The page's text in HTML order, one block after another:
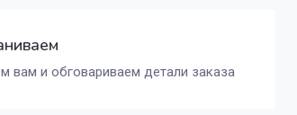
вам и обговариваем детали заказа